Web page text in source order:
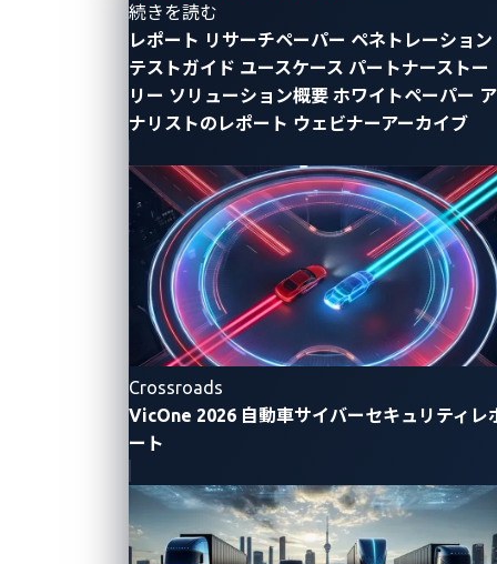
続きを読む
レポート リサーチペーパー ペネトレーション
テストガイド ユースケース パートナーストー
リー ソリューション概要 ホワイトペーパー ア
ナリストのレポート ウェビナーアーカイブ
Crossroads
VicOne 2026 自動車サイバーセキュリティレ
ート
日午前 11 時 30分（現地時間）には、
Amazon Web Services（AWS）シアターにて当社のサ
イバーセキュリティアーキテクトであるJay Yaneza が
SDV時代の自動車製品セキュリティリスク
では、当社が AWSのAIサービスを活用し、リソースの
制約、データ過多、UN R155への対応の複雑性といっ
における複雑なリスク管理の課題克服をどのよ
うに支援しているのか、
UDトラックス社の事例を基に
とパートナー企業が、自動車サイバーセキュリ
ティの未来をどのように形作っているか、ぜひ
でご覧ください。最先端の自動車技術に触れ、業
界のリーダーたちと交流し、より安全でスマートな車
両の実現に向けた私たちの取り組みをぜひ会場にてご
体感ください。
CES 2025でお会いできることを楽しみ
にしています！